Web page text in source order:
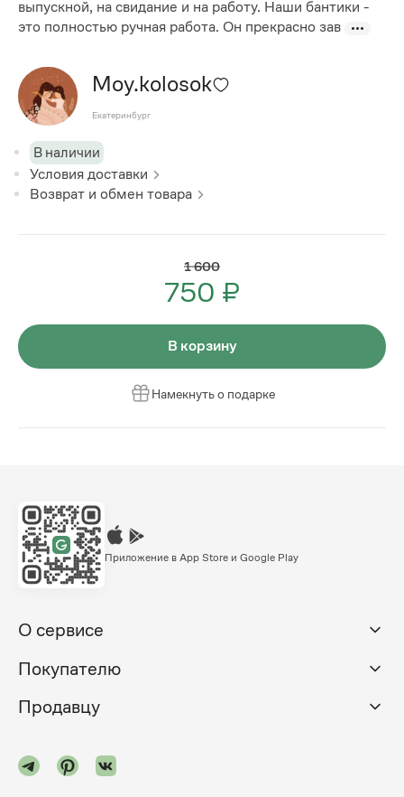
выпускной, на свидание и на работу. Наши бантики -
это полностью ручная работа. Он прекрасно зав
Moy.kolosok
Екатеринбург
В наличии
Условия доставки
Возврат и обмен товара
1 600
750 ₽
В корзину
Намекнуть о подарке
Приложение в App Store и Google Play
О сервисе
Покупателю
Продавцу